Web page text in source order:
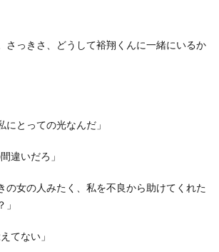
さっきさ、どうして裕翔くんに一緒にいるか
とっての光なんだ」
違いだろ」
の女の人みたく、私を不良から助けてくれた
てない」